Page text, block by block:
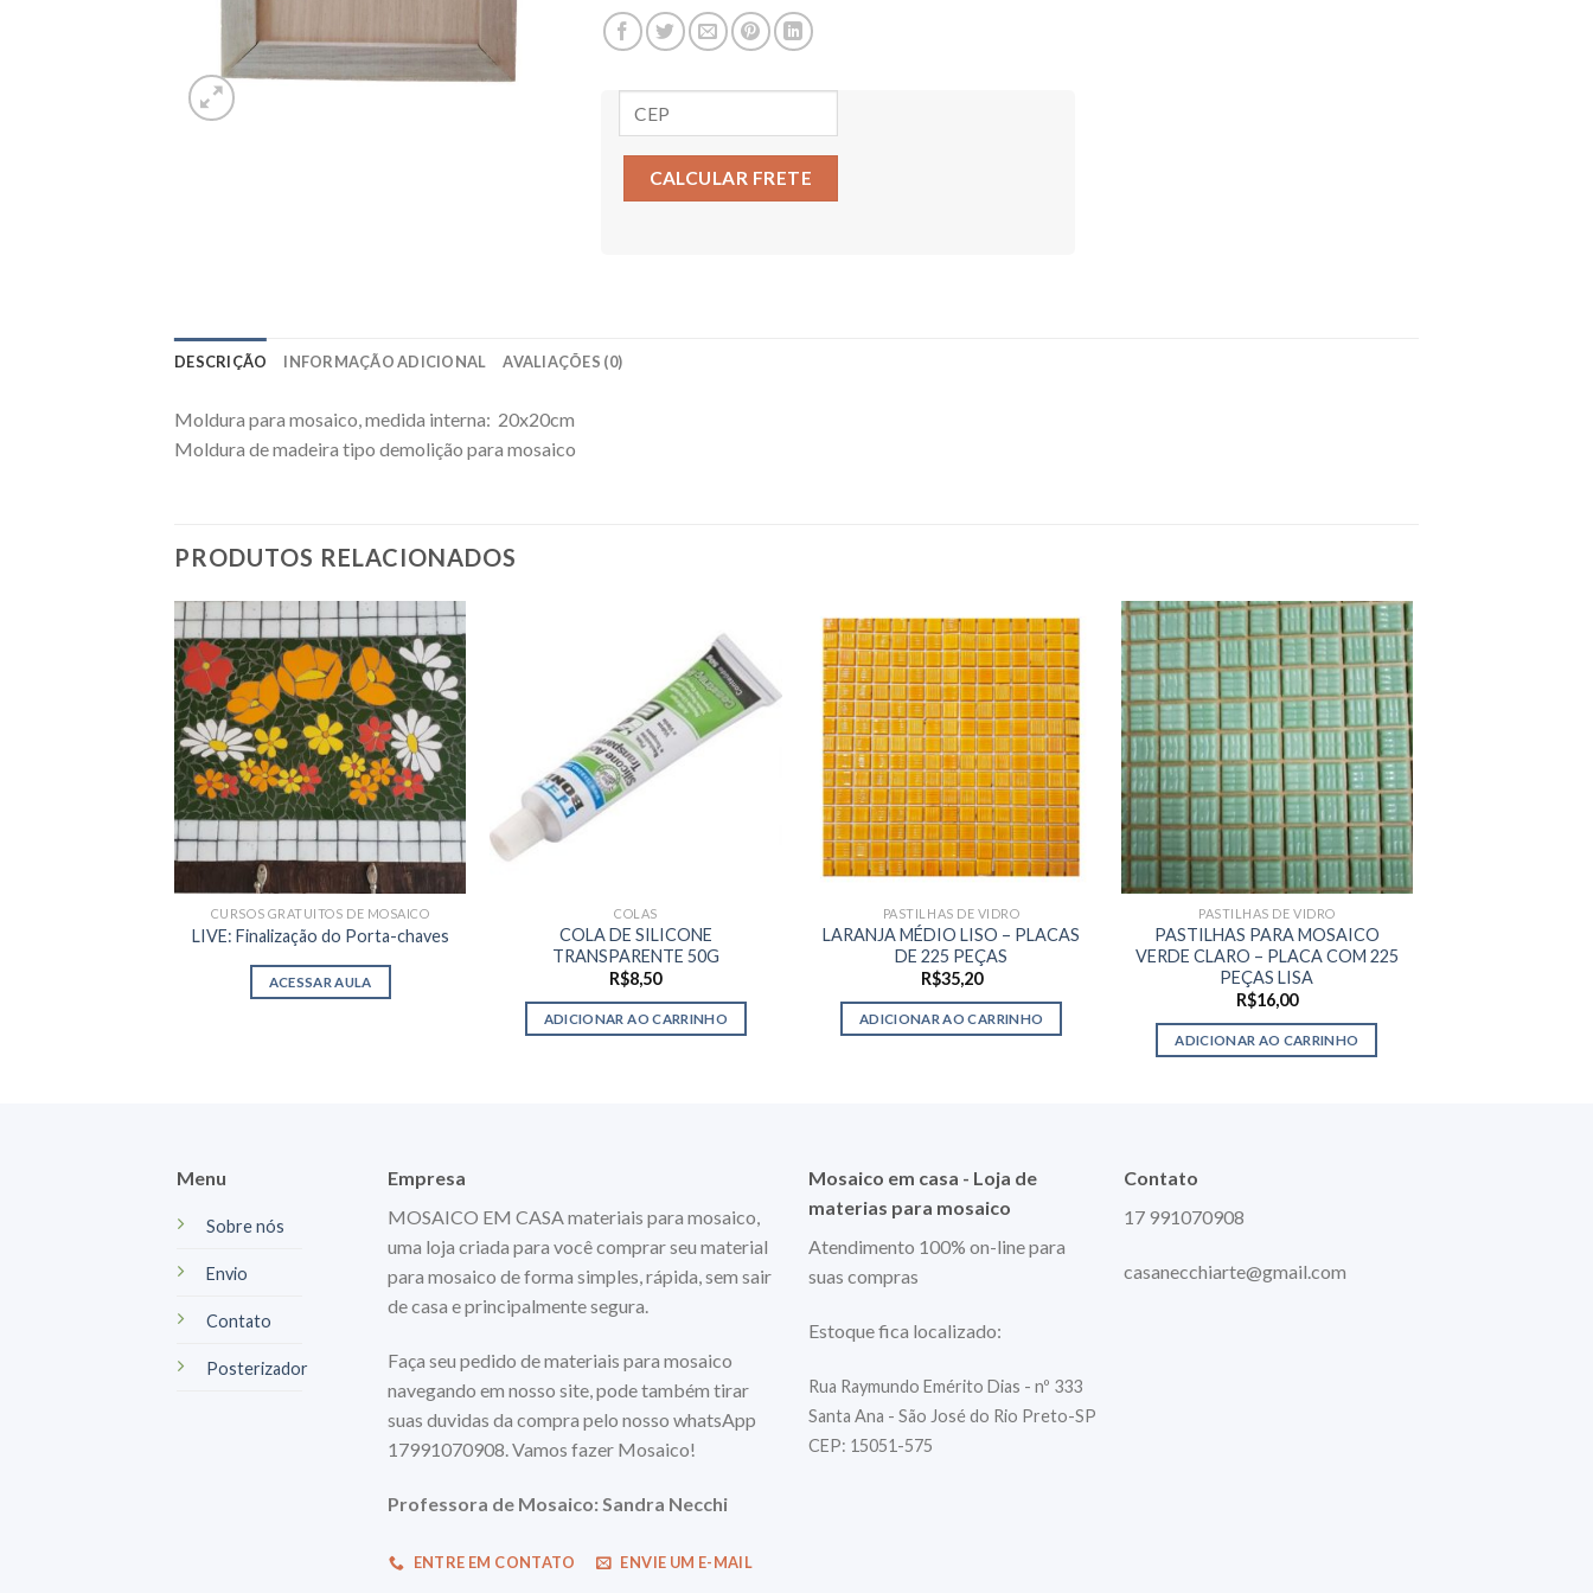
CALCULAR FRETE
DESCRIÇÃO INFORMAÇÃO ADICIONAL AVALIAÇÕES (0)
Moldura para mosaico, medida interna: 20x20cm
Moldura de madeira tipo demolição para mosaico
PRODUTOS RELACIONADOS
CURSOS GRATUITOS DE MOSAICO
LIVE: Finalização do Porta-chaves
ACESSAR AULA
COLAS
COLA DE SILICONE
TRANSPARENTE 50G
R$8,50
ADICIONAR AO CARRINHO
PASTILHAS DE VIDRO
LARANJA MÉDIO LISO – PLACAS
DE 225 PEÇAS
R$35,20
ADICIONAR AO CARRINHO
PASTILHAS DE VIDRO
PASTILHAS PARA MOSAICO
VERDE CLARO – PLACA COM 225
PEÇAS LISA
R$16,00
ADICIONAR AO CARRINHO
Menu
Sobre nós
Envio
Contato
Posterizador
Empresa
MOSAICO EM CASA materiais para mosaico,
uma loja criada para você comprar seu material
para mosaico de forma simples, rápida, sem sair
de casa e principalmente segura.
Faça seu pedido de materiais para mosaico
navegando em nosso site, pode também tirar
suas duvidas da compra pelo nosso whatsApp
17991070908. Vamos fazer Mosaico!
Professora de Mosaico: Sandra Necchi
ENTRE EM CONTATO ENVIE UM E-MAIL
Mosaico em casa - Loja de
materias para mosaico
Atendimento 100% on-line para
suas compras
Estoque fica localizado:
Rua Raymundo Emérito Dias - nº 333
Santa Ana - São José do Rio Preto-SP
CEP: 15051-575
Contato
17 991070908
casanecchiarte@gmail.com